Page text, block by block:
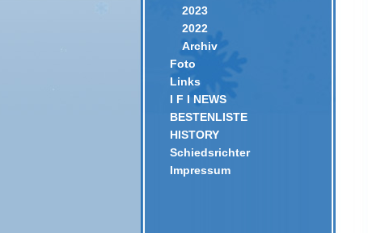
2023
2022
Archiv
Foto
Links
I F I NEWS
BESTENLISTE
HISTORY
Schiedsrichter
Impressum